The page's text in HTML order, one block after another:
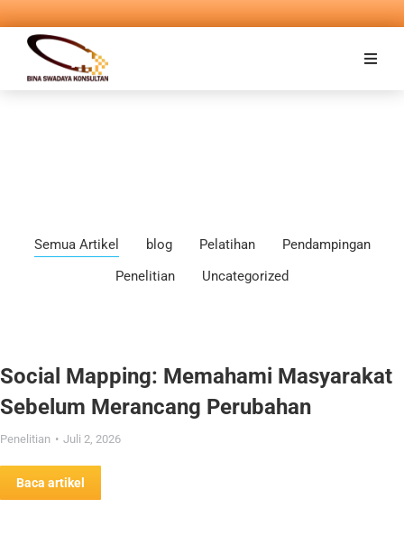
Semua Artikel blog Pelatihan
Pendampingan
Penelitian
Uncategorized
Social Mapping: Memahami Masyarakat
Sebelum Merancang Perubahan
Penelitian Juli 2, 2026
Baca artikel